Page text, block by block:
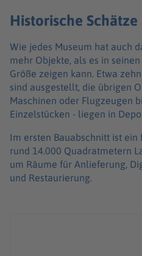
Historische
Wie jedes Museum hat auch
mehr Objekte, als es in
Größe zeigen kann. Etwa
sind ausgestellt, die übrigen
Maschinen oder Flugzeugen
Einzelstücken - liegen in
Im ersten Bauabschnitt ist
rund 14.000 Quadratmetern
um Räume für Anlieferung,
und Restaurierung.